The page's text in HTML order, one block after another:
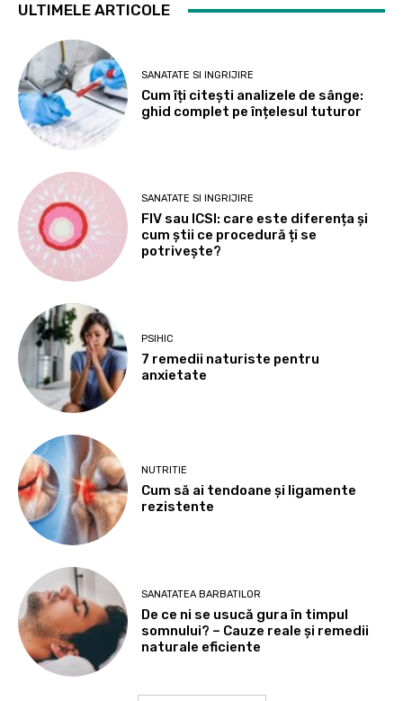
ULTIMELE ARTICOLE
SANATATE SI INGRIJIRE
Cum îți citești analizele de sânge:
ghid complet pe înțelesul tuturor
SANATATE SI INGRIJIRE
FIV sau ICSI: care este diferența și
cum știi ce procedură ți se
potrivește?
PSIHIC
7 remedii naturiste pentru
anxietate
NUTRITIE
Cum să ai tendoane şi ligamente
rezistente
SANATATEA BARBATILOR
De ce ni se usucă gura în timpul
somnului? – Cauze reale și remedii
naturale eficiente